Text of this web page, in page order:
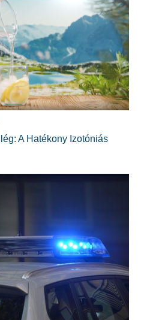
A Hatékony Izotóniás